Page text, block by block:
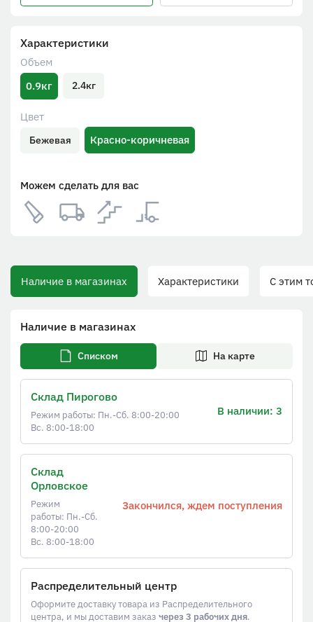
Характеристики
Объем
0.9кг
2.4кг
Цвет
Бежевая Красно-коричневая
Можем сделать для вас
Наличие в магазинах Характеристики С этим
Наличие в магазинах
Списком На карте
Склад Пирогово
Режим работы: Пн.-Сб. 8:00-20:00
Вс. 8:00-18:00
В наличии: 3
Склад
Орловское
Режим
работы: Пн.-Сб.
8:00-20:00
Вс. 8:00-18:00
Закончился, ждем поступления
Распределительный центр
Оформите доставку товара из Распределительного
центра, и мы доставим заказ через 3 рабочих дня.